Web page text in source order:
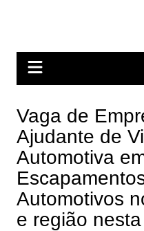
Vaga de
Ajudante de
Automotiva
Automotivos
e região